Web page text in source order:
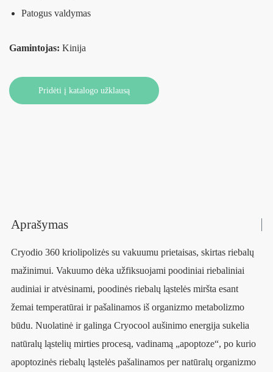
Patogus valdymas
Gamintojas: Kinija
Pridėti į katalogo užklausą
Aprašymas
Cryodio 360 kriolipolizės su vakuumu prietaisas, skirtas riebalų
mažinimui. Vakuumo dėka užfiksuojami poodiniai riebaliniai
audiniai ir atvėsinami, poodinės riebalų ląstelės miršta esant
žemai temperatūrai ir pašalinamos iš organizmo metabolizmo
būdu. Nuolatinė ir galinga Cryocool aušinimo energija sukelia
natūralų ląstelių mirties procesą, vadinamą „apoptoze“, po kurio
apoptozinės riebalų ląstelės pašalinamos per natūralų organizmo